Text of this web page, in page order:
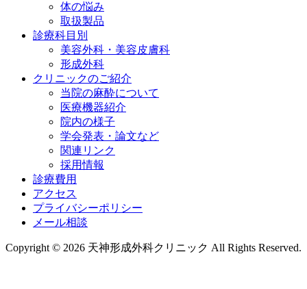
体の悩み
取扱製品
診療科目別
美容外科・美容皮膚科
形成外科
クリニックのご紹介
当院の麻酔について
医療機器紹介
院内の様子
学会発表・論文など
関連リンク
採用情報
診療費用
アクセス
プライバシーポリシー
メール相談
Copyright © 2026 天神形成外科クリニック All Rights Reserved.